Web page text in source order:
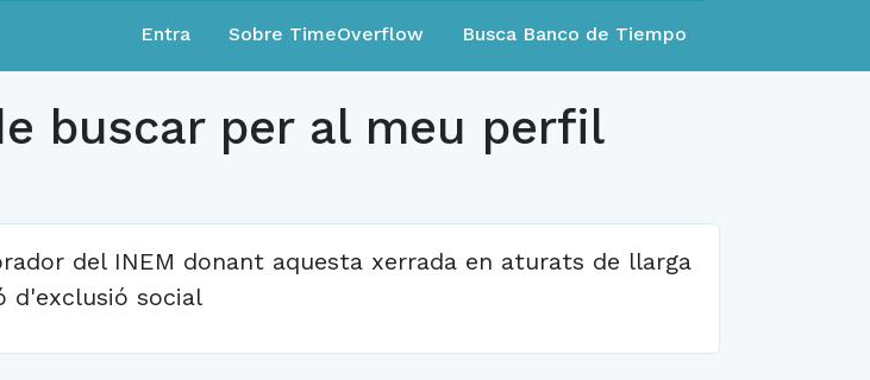
Entra Sobre TimeOverflow Busca Banco de Tiempo
buscar per al meu perfil
del INEM donant aquesta xerrada en aturats de llarga
d'exclusió social